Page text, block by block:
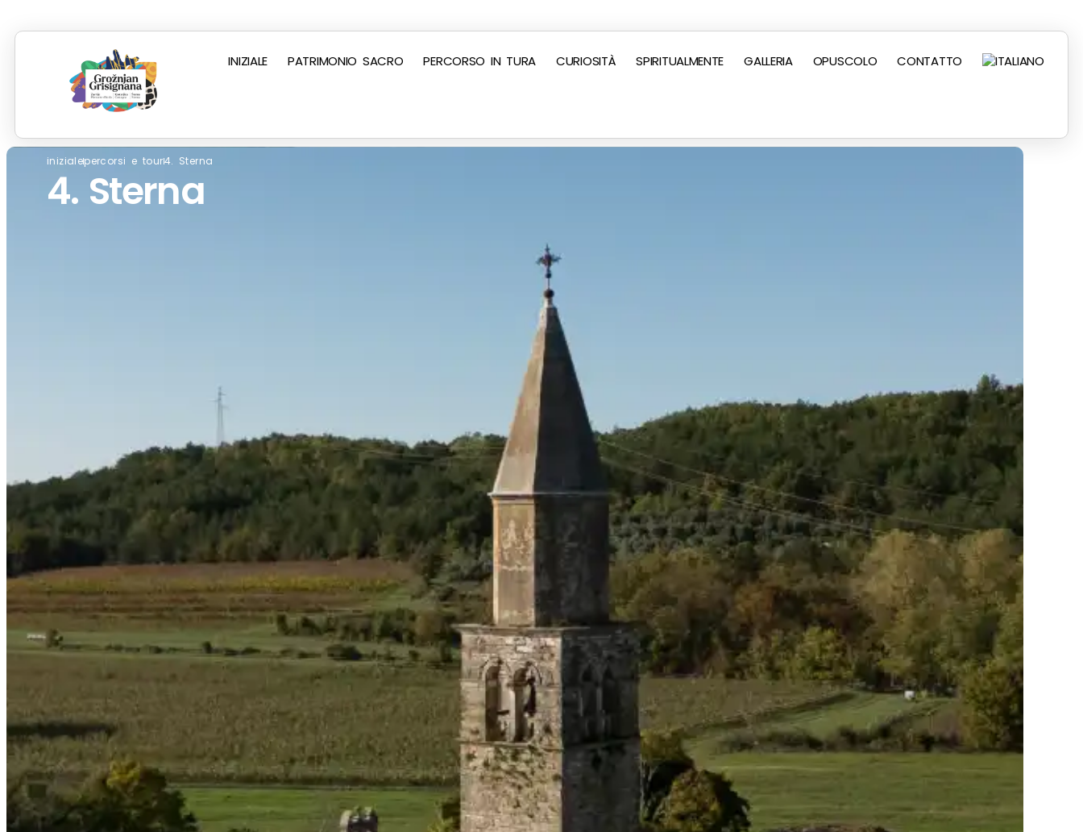
INIZIALE PATRIMONIO SACRO PERCORSO IN TURA CURIOSITÀ SPIRITUALMENTE GALLERIA OPUSCOLO CONTATTO
inizialepercorsi e tour4. Sterna
4. Sterna